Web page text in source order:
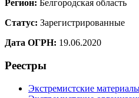
Регион: Белгородская область
Статус: Зарегистрированные
Дата ОГРН: 19.06.2020
Реестры
Экстремистские